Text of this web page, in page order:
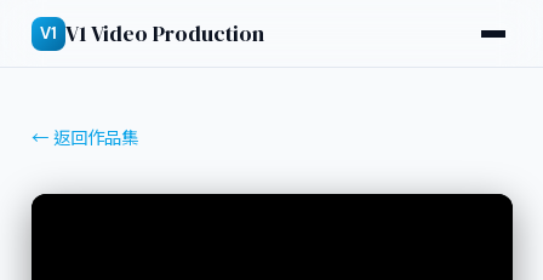
V1 V1 Video Production
← 返回作品集